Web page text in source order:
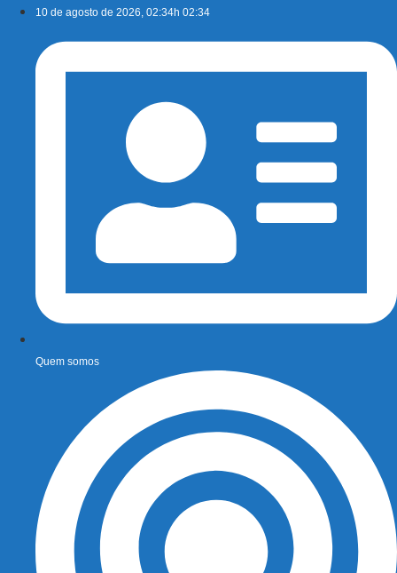
conteúdo
10 de agosto de 2026, 02:34h 02:34
Quem somos